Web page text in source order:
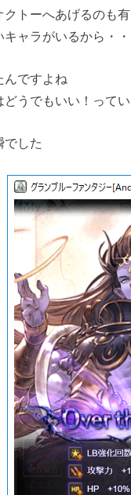
トーへあげるのも有
ャラがいるから・
んですよね
どうでもいい！って
でした